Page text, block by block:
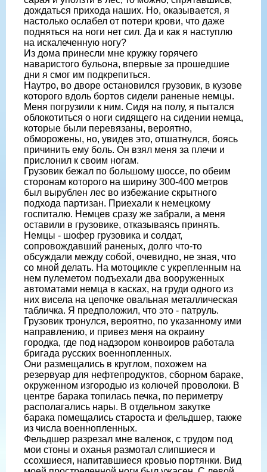
дождаться прихода наших. Но, оказывается, я
настолько ослабел от потери крови, что даже
подняться на ноги нет сил. Да и как я наступлю
на искалеченную ногу?
Из дома принесли мне кружку горячего
наваристого бульона, впервые за прошедшие
дни я смог им подкрепиться.
Наутро, во дворе остановился грузовик, в кузове
которого вдоль бортов сидели раненые немцы.
Меня погрузили к ним. Сидя на полу, я пытался
облокотиться о ноги сидящего на сидении немца,
которые были перевязаны, вероятно,
обморожены, но, увидев это, отшатнулся, боясь
причинить ему боль. Он взял меня за плечи и
прислонил к своим ногам.
Грузовик бежал по большому шоссе, по обеим
сторонам которого на ширину 300-400 метров
был вырублен лес во избежание скрытного
подхода партизан. Приехали к немецкому
госпиталю. Немцев сразу же забрали, а меня
оставили в грузовике, отказываясь принять.
Немцы - шофер грузовика и солдат,
сопровождавший раненых, долго что-то
обсуждали между собой, очевидно, не зная, что
со мной делать. На мотоцикле с укрепленным на
нем пулеметом подъехали два вооруженных
автоматами немца в касках, на груди одного из
них висела на цепочке овальная металлическая
табличка. Я предположил, что это - патруль.
Грузовик тронулся, вероятно, по указанному ими
направлению, и привез меня на окраину
городка, где под надзором конвоиров работала
бригада русских военнопленных.
Они размещались в круглом, похожем на
резервуар для нефтепродуктов, сборном бараке,
окруженном изгородью из колючей проволоки. В
центре барака топилась печка, по периметру
располагались нары. В отдельном закутке
барака помещались староста и фельдшер, также
из числа военнопленных.
Фельдшер разрезал мне валенок, с трудом под
мои стоны и оханья размотал слипшиеся и
ссохшиеся, напитавшиеся кровью портянки. Вид